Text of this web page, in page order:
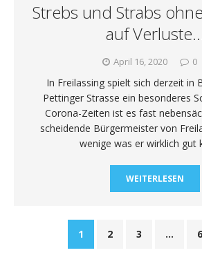
Strebs und Strabs
auf
April 16, 2020 0
In Freilassing spielt sich derzeit in
Pettinger Strasse ein besonderes
Corona-Zeiten ist es fast
scheidende Bürgermeister von
wenige was er wirklich gut
WEITERLESEN
1 2 3 … 6